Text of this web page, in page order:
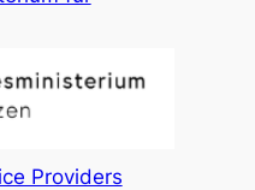
Providers